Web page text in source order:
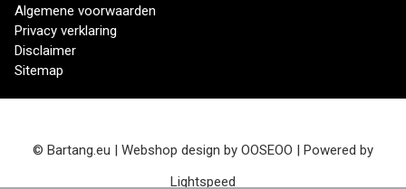
Algemene voorwaarden
Privacy verklaring
Disclaimer
Sitemap
© Bartang.eu | Webshop design by OOSEOO | Powered by
Lightspeed